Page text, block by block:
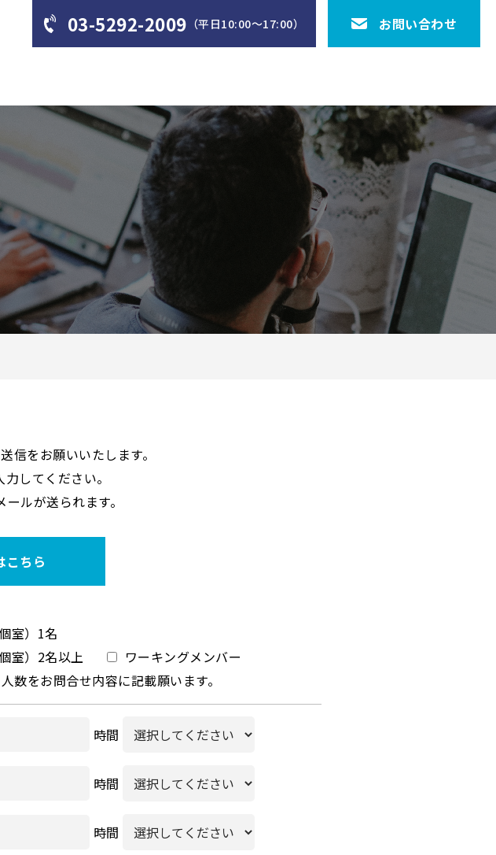
03-5292-2009 （平日10:00〜17:00） お問い合わせ
信をお願いいたします。
してください。
ルが送られます。
こちら
室）1名
室）2名以上
ワーキングメンバー
数をお問合せ内容に記載願います。
時間
時間
時間